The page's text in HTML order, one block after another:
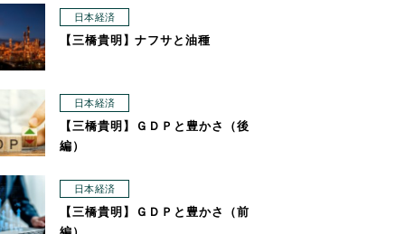
日本経済
【三橋貴明】ナフサと油種
日本経済
【三橋貴明】ＧＤＰと豊かさ（後
編）
日本経済
【三橋貴明】ＧＤＰと豊かさ（前